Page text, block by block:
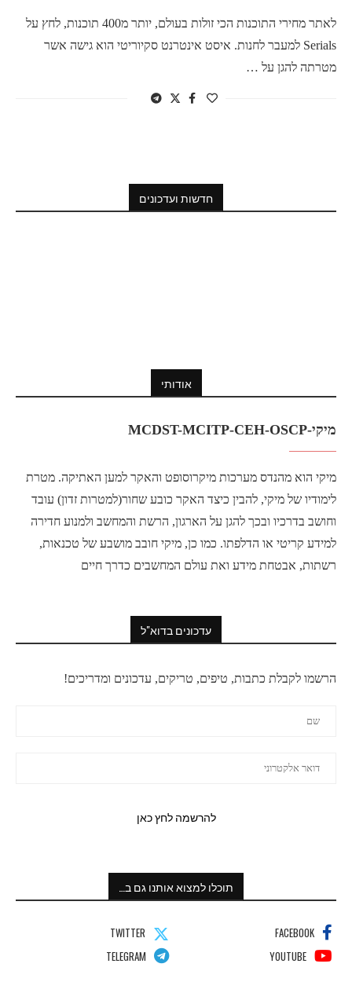
לאתר מחירי התוכנות הכי זולות בעולם, יותר מ400 תוכנות, לחץ על
Serials למעבר לחנות. איסט אינטרנט סקיוריטי הוא גישה אשר
מטרתה להגן על …
חדשות ועדכונים
אודותי
מיקי-MCDST-MCITP-CEH-OSCP
מיקי הוא מהנדס מערכות מיקרוסופט והאקר למען האתיקה. מטרת
לימודיו של מיקי, להבין כיצד האקר כובע שחור(למטרות זדון) עובד
וחושב בדרכיו ובכך להגן על הארגון, הרשת והמחשב ולמנוע חדירה
למידע קריטי או הדלפתו. כמו כן, מיקי חובב מושבע של טכנאות,
רשתות, אבטחת מידע ואת עולם המחשבים כדרך חיים
עדכונים בדוא"ל
הרשמו לקבלת כתבות, טיפים, טריקים, עדכונים ומדריכים!
תוכלו למצוא אותנו גם ב…
FACEBOOK
TWITTER
YOUTUBE
TELEGRAM